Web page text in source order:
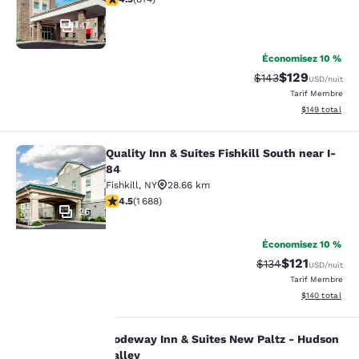
47
Économisez 10 %
Tarif barré :
$143Tarif réduit :
$129USD/nuit
Tarif Membre
Afficher les
$149 total
Quality Inn & Suites Fishkill South
26
Quality Inn & Suites Fishkill South near I-
84
Fishkill, NY
28.66 km
4.47 étoiles. Excellent. 1688 commentaires
4.5(1 688)
Économisez 10 %
Tarif barré :
$134Tarif réduit :
$121USD/nuit
Tarif Membre
Afficher les
$140 total
Rodeway Inn & Suites New Paltz -
Rodeway Inn & Suites New Paltz - Hudson
Valley
protection